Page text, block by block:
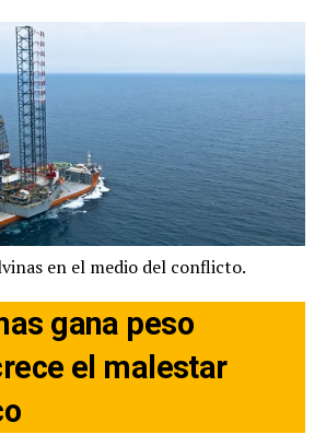
en el medio del conflicto.
gana peso
el malestar